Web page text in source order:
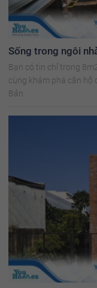
Sống trong ngôi
Bạn có tin chỉ trong
cùng khám phá căn hộ
Bản.